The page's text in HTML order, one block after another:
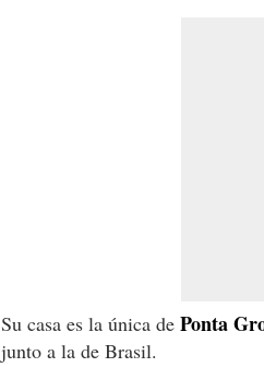
Su casa es la única de Ponta
junto a la de Brasil.